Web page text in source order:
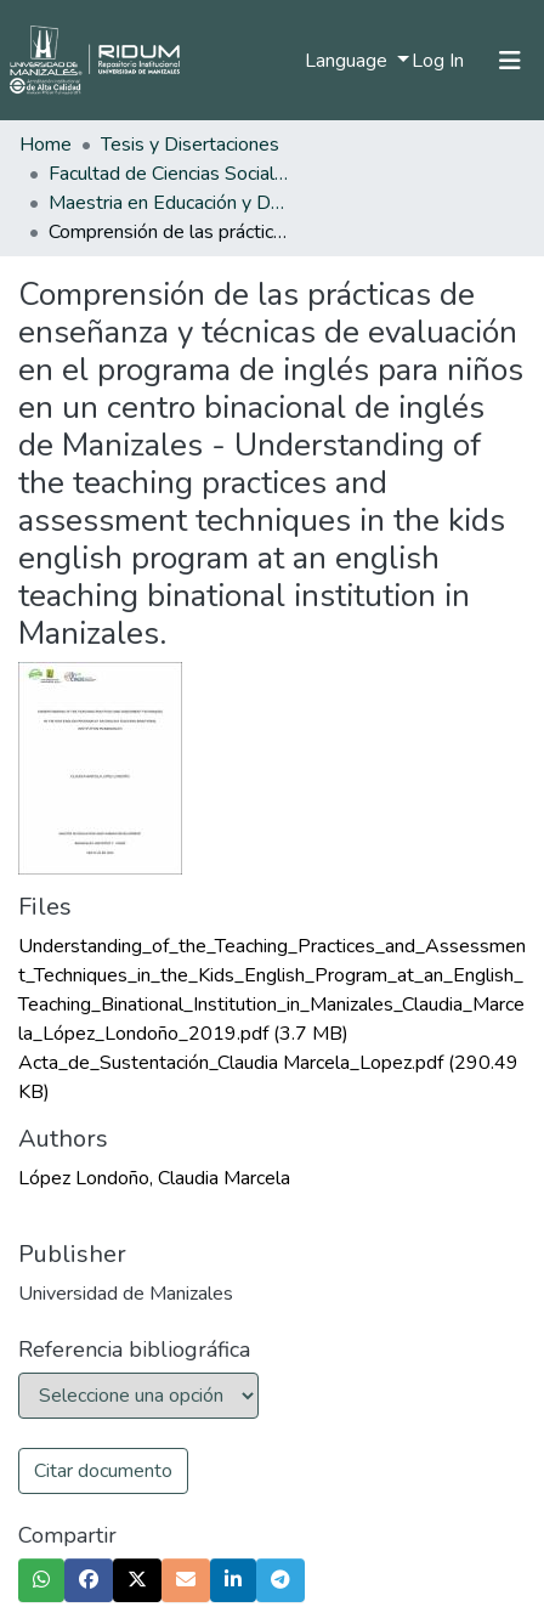
Language Log In (current)
Statistics
Home
Tesis y Disertaciones
Facultad de Ciencias Sociales y Humanas
Maestria en Educación y Desarrollo Humano
Comprensión de las prácticas de enseñanza y técnicas de evaluación en el programa de inglés para niños en un centro binacional de inglés de Manizales - Understanding of the teaching practices and assessment techniques in the kids english program at an english teaching binational institution in Manizales.
Comprensión de las prácticas de
enseñanza y técnicas de evaluación
en el programa de inglés para niños
en un centro binacional de inglés
de Manizales - Understanding of
the teaching practices and
assessment techniques in the kids
english program at an english
teaching binational institution in
Manizales.
Files
Understanding_of_the_Teaching_Practices_and_Assessmen
t_Techniques_in_the_Kids_English_Program_at_an_English_
Teaching_Binational_Institution_in_Manizales_Claudia_Marce
la_López_Londoño_2019.pdf(3.7 MB)
Acta_de_Sustentación_Claudia Marcela_Lopez.pdf(290.49
KB)
Authors
López Londoño, Claudia Marcela
Publisher
Universidad de Manizales
Referencia bibliográfica
Citar documento
Compartir